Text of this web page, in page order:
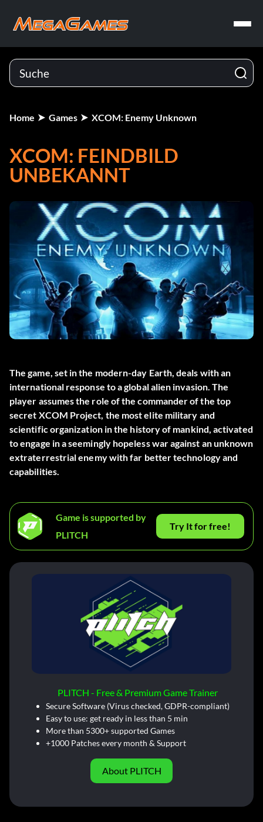
Home Games XCOM: Enemy Unknown
XCOM: FEINDBILD
UNBEKANNT
The game, set in the modern-day Earth, deals with an
international response to a global alien invasion. The
player assumes the role of the commander of the top
secret XCOM Project, the most elite military and
scientific organization in the history of mankind, activated
to engage in a seemingly hopeless war against an unknown
extraterrestrial enemy with far better technology and
capabilities.
Game is supported by
PLITCH
Try It for free!
PLITCH - Free & Premium Game Trainer
Secure Software (Virus checked, GDPR-compliant)
Easy to use: get ready in less than 5 min
More than 5300+ supported Games
+1000 Patches every month & Support
About PLITCH